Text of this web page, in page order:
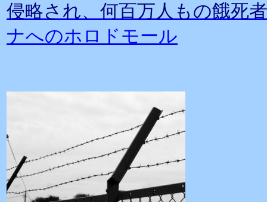
侵略され、何百万人もの餓
ナへのホロドモール